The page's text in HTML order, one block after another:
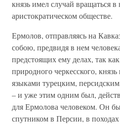
князь имел случай вращаться
аристократическом обществе.
Ермолов, отправляясь на
собою, предвидя в нем
предстоящих ему делах, так
природного черкесского,
языками турецким,
– и уже этим одним был,
для Ермолова человеком. Он
спутником в Персии, в